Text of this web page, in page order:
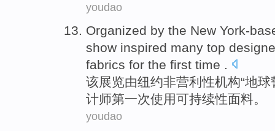
youdao
Organized by the New York-
show inspired many top
fabrics for the first time
该展览由纽约非营利性机构“地球
计师第一次使用可持续性面料。
youdao